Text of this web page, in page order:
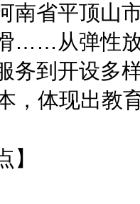
南省平顶山
……从弹性
务到开设多
，体现出教